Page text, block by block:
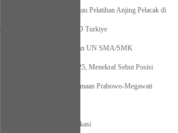
K9 TNI, Panglima TNI Tinjau Pelatihan Anjing Pelacak di
Bencana BNPB – AFAD Turkiye
TNI-POLRI Solid Amankan UN SMA/SMK
Festival Film Cannes 2025, Menekraf Sebut Posisi
Persatuan dan Kebersamaan Prabowo-Megawati
PPKS
736 Siswa/i se-Kota Bekasi